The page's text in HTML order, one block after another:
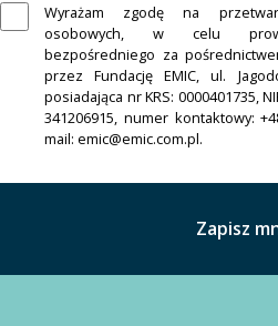
Wyrażam zgodę na
osobowych, w celu
bezpośredniego za
przez Fundację EMIC, ul.
posiadająca nr KRS: 0000401735,
341206915, numer kontaktowy:
mail: emic@emic.com.pl.